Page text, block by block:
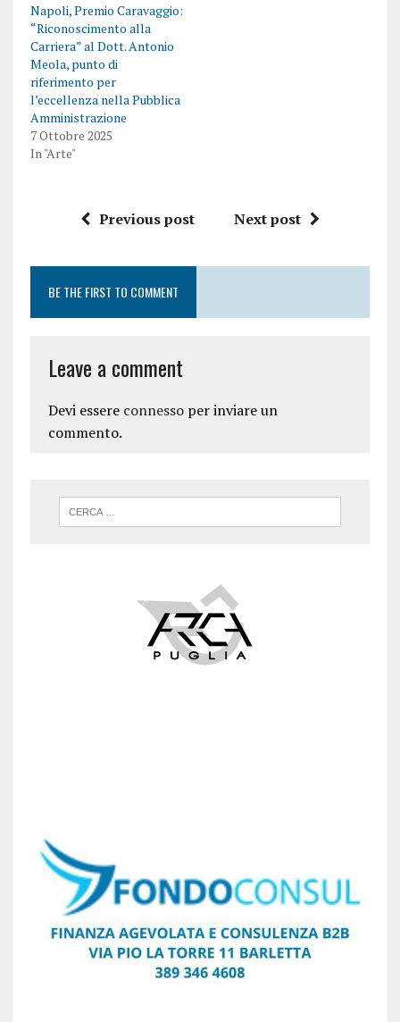
Napoli, Premio Caravaggio:
“Riconoscimento alla
Carriera” al Dott. Antonio
Meola, punto di
riferimento per
l’eccellenza nella Pubblica
Amministrazione
7 Ottobre 2025
In "Arte"
Previous post Next post
BE THE FIRST TO COMMENT
Leave a comment
Devi essere connessoper inviare un
commento.